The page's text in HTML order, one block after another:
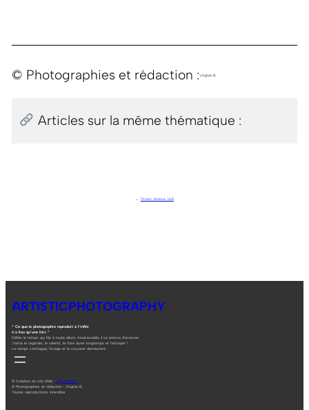
© Photographies et rédaction :Virginie B.
Articles sur la même thématique :
← Otman . Arizona . USA
ARTISTICPHOTOGRAPHY
“ Ce que la photographie reproduit à l’infini
n’a lieu qu’une fois ”
Défier le temps qui file à toute allure, insaisissable, il se presse d’avancer.
J’aime le regarder, le ralentir, le faire durer longtemps et l’attraper !
Le temps s’échappe, l’image et le souvenir demeurent…
© Création du site Web : digitalneed.fr
© Photographies et rédaction : Virginie B.
Toutes reproductions interdites